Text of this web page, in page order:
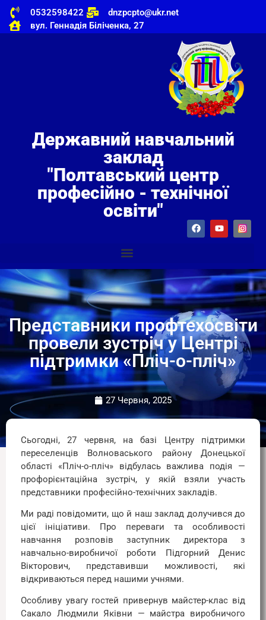
0532598422
dnzpcpto@ukr.net
вул. Геннадія Біліченка, 27
Державний навчальний
заклад
"Полтавський центр
професійно - технічної
освіти"
Представники профтехосвіти
провели зустріч у Центрі
підтримки «Пліч-о-пліч»
27 Червня, 2025
Сьогодні, 27 червня, на базі Центру підтримки
переселенців Волноваського району Донецької
області «Пліч-о-пліч» відбулась важлива подія —
профорієнтаційна зустріч, у якій взяли участь
представники професійно-технічних закладів.
Ми раді повідомити, що й наш заклад долучився до
цієї ініціативи. Про переваги та особливості
навчання розповів заступник директора з
навчально-виробничої роботи Підгорний Денис
Вікторович, представивши можливості, які
відкриваються перед нашими учнями.
Особливу увагу гостей привернув майстер-клас від
Сакало Людмили Яківни — майстра виробничого